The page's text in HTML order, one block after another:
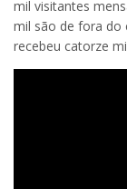
mil visitantes
mil são de fora do
recebeu catorze